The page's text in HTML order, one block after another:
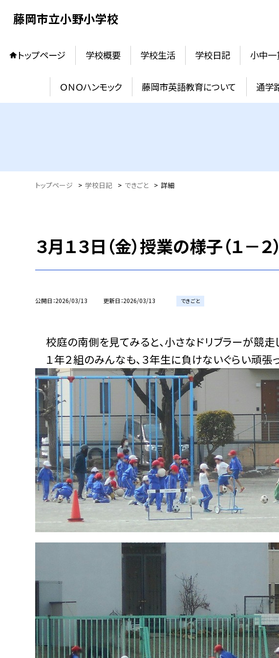
藤岡市立小野小学校
トップページ 学校概要 学校生活 学校日記 小中
ＯＮＯハンモック 藤岡市英語教育について 通学
トップページ > 学校日記 > できごと > 詳細
３月１３日（金）授業の様子（１－２）
公開日 2026/03/13 更新日 2026/03/13 できごと
校庭の南側を見てみると、小さなドリブラーが競走
１年２組のみんなも、３年生に負けないぐらい頑張